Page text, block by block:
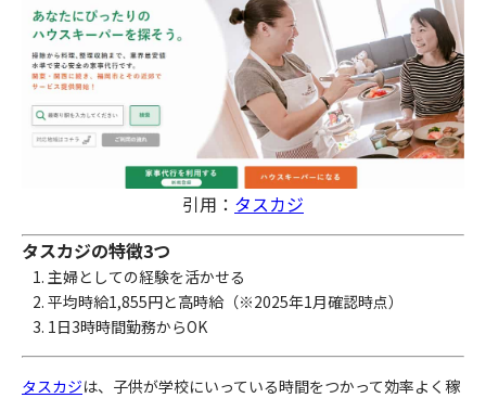
引用： タスカジ
タスカジの特徴3つ
主婦としての経験を活かせる
平均時給1,855円と高時給（※2025年1月確認時点）
1日3時時間勤務からOK
タスカジは、子供が学校にいっている時間をつかって効率よく稼